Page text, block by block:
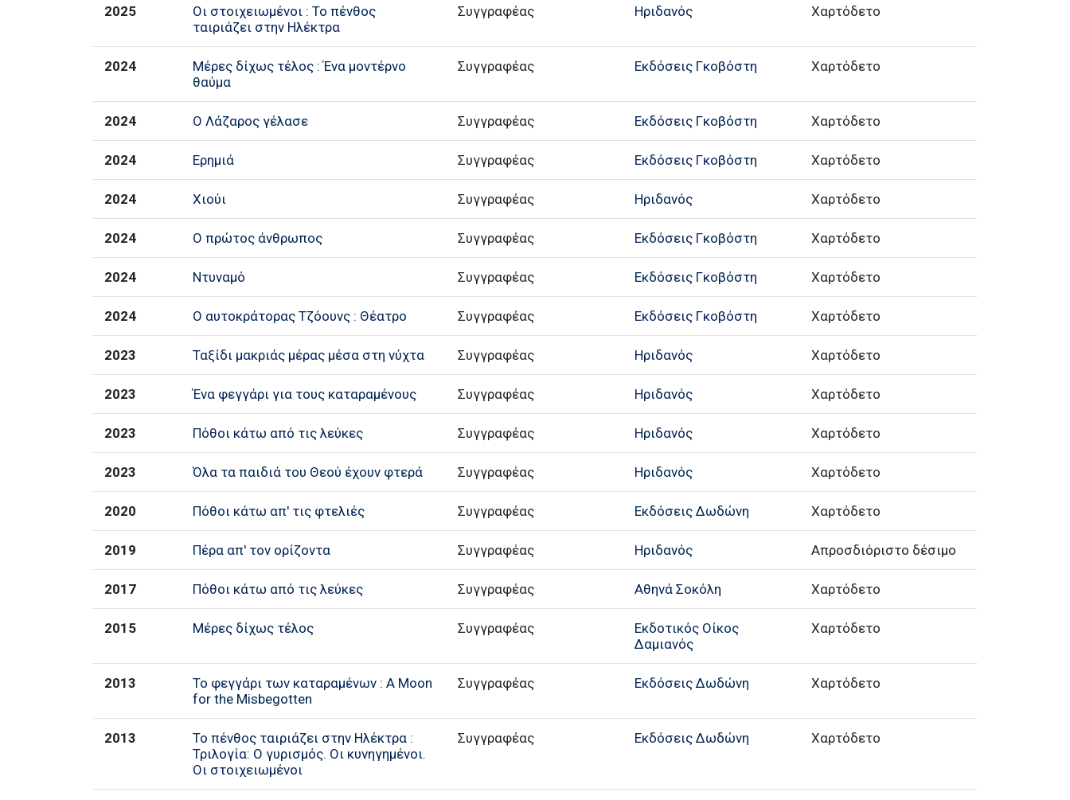
2025
Οι στοιχειωμένοι : Το πένθος
ταιριάζει στην Ηλέκτρα
Συγγραφέας Ηριδανός Χαρτόδετο
2024
Μέρες δίχως τέλος : Ένα μοντέρνο
θαύμα
Συγγραφέας Εκδόσεις Γκοβόστη Χαρτόδετο
2024 Ο Λάζαρος γέλασε Συγγραφέας Εκδόσεις Γκοβόστη Χαρτόδετο
2024 Ερημιά Συγγραφέας Εκδόσεις Γκοβόστη Χαρτόδετο
2024 Χιούι Συγγραφέας Ηριδανός Χαρτόδετο
2024 Ο πρώτος άνθρωπος Συγγραφέας Εκδόσεις Γκοβόστη Χαρτόδετο
2024 Ντυναμό Συγγραφέας Εκδόσεις Γκοβόστη Χαρτόδετο
2024 Ο αυτοκράτορας Τζόουνς : Θέατρο Συγγραφέας Εκδόσεις Γκοβόστη Χαρτόδετο
2023 Ταξίδι μακριάς μέρας μέσα στη νύχτα Συγγραφέας Ηριδανός Χαρτόδετο
2023 Ένα φεγγάρι για τους καταραμένους Συγγραφέας Ηριδανός Χαρτόδετο
2023 Πόθοι κάτω από τις λεύκες Συγγραφέας Ηριδανός Χαρτόδετο
2023 Όλα τα παιδιά του Θεού έχουν φτερά Συγγραφέας Ηριδανός Χαρτόδετο
2020 Πόθοι κάτω απ' τις φτελιές Συγγραφέας Εκδόσεις Δωδώνη Χαρτόδετο
2019 Πέρα απ' τον ορίζοντα Συγγραφέας Ηριδανός Απροσδιόριστο δέσιμο
2017 Πόθοι κάτω από τις λεύκες Συγγραφέας Αθηνά Σοκόλη Χαρτόδετο
2015 Μέρες δίχως τέλος Συγγραφέας
Εκδοτικός Οίκος
Δαμιανός
Χαρτόδετο
2013
Το φεγγάρι των καταραμένων : A Moon
for the Misbegotten
Συγγραφέας Εκδόσεις Δωδώνη Χαρτόδετο
2013
Το πένθος ταιριάζει στην Ηλέκτρα :
Τριλογία: Ο γυρισμός. Οι κυνηγημένοι.
Οι στοιχειωμένοι
Συγγραφέας Εκδόσεις Δωδώνη Χαρτόδετο